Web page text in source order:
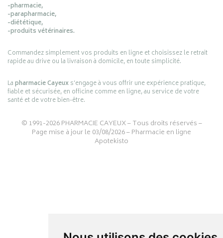
-pharmacie,
-parapharmacie,
-diététique,
-produits vétérinaires.
Commandez simplement vos produits en ligne et choisissez le retrait
rapide au drive ou la livraison à domicile, en toute simplicité.
Lapharmacie Cayeuxs’engage à vous offrir une expérience pratique,
fiable et sécurisée, en officine comme en ligne, au service de votre
santé et de votre bien-être.
© 1991-2026PHARMACIE CAYEUX– Tous droits réservés –
Page mise à jour le 03/08/2026 –Pharmacie en ligne
Apotekisto